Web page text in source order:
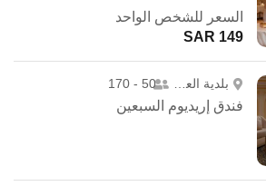
السعر للشخص الواحد
149 SAR
بلدية العزيزية 50 - 170
فندق إريديوم السبعين